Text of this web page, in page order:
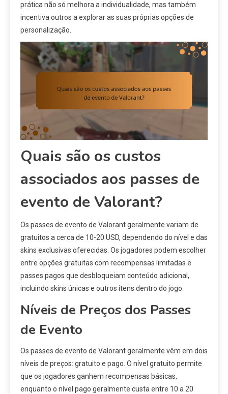
prática não só melhora a individualidade, mas também
incentiva outros a explorar as suas próprias opções de
personalização.
Quais são os custos
associados aos passes de
evento de Valorant?
Os passes de evento de Valorant geralmente variam de
gratuitos a cerca de 10-20 USD, dependendo do nível e das
skins exclusivas oferecidas. Os jogadores podem escolher
entre opções gratuitas com recompensas limitadas e
passes pagos que desbloqueiam conteúdo adicional,
incluindo skins únicas e outros itens dentro do jogo.
Níveis de Preços dos Passes
de Evento
Os passes de evento de Valorant geralmente vêm em dois
níveis de preços: gratuito e pago. O nível gratuito permite
que os jogadores ganhem recompensas básicas,
enquanto o nível pago geralmente custa entre 10 a 20